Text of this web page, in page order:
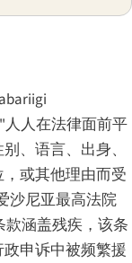
人人在法律面前平
、语言、出身、
或其他理由而受
沙尼亚最高法院
涵盖残疾，该条
申诉中被频繁援